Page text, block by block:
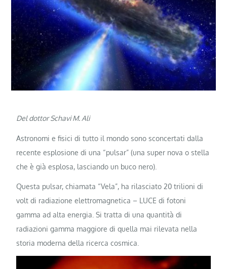
Del dottor Schavi M. Ali
Astronomi e fisici di tutto il mondo sono sconcertati dalla
recente esplosione di una “pulsar” (una super nova o stella
che è già esplosa, lasciando un buco nero).
Questa pulsar, chiamata “Vela”, ha rilasciato 20 trilioni di
volt di radiazione elettromagnetica – LUCE di fotoni
gamma ad alta energia. Si tratta di una quantità di
radiazioni gamma maggiore di quella mai rilevata nella
storia moderna della ricerca cosmica.